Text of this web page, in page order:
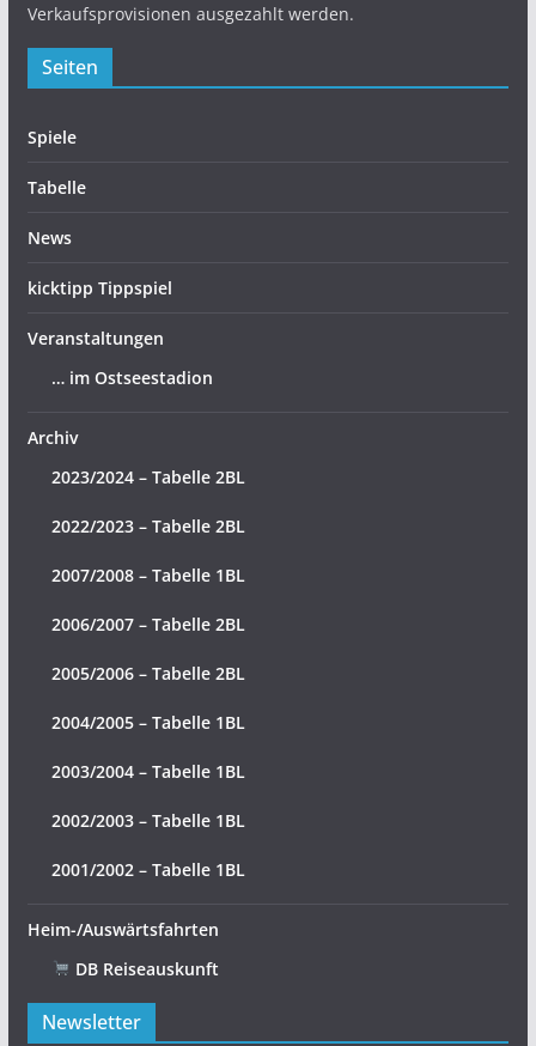
Verkaufsprovisionen ausgezahlt werden.
Seiten
Spiele
Tabelle
News
kicktipp Tippspiel
Veranstaltungen
… im Ostseestadion
Archiv
2023/2024 – Tabelle 2BL
2022/2023 – Tabelle 2BL
2007/2008 – Tabelle 1BL
2006/2007 – Tabelle 2BL
2005/2006 – Tabelle 2BL
2004/2005 – Tabelle 1BL
2003/2004 – Tabelle 1BL
2002/2003 – Tabelle 1BL
2001/2002 – Tabelle 1BL
Heim-/Auswärtsfahrten
DB Reiseauskunft
Newsletter